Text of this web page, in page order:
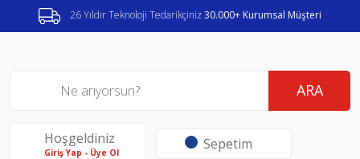
26 Yıldır Teknoloji Tedarikçiniz30.000+ Kurumsal Müşteri
ARA
Hoşgeldiniz
Giriş Yap - Üye Ol Sepetim